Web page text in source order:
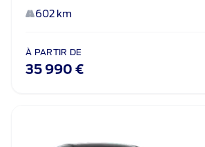
602 km
À PARTIR DE
35 990 €